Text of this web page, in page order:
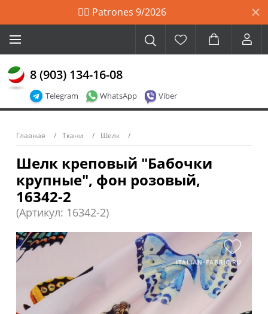
🙋‍♀️ Patrones 9/2026
Telegram WhatsApp Viber
8 (903) 134-16-08
Главная Ткани Шелк
Шелк креповый "Бабочки
крупные", фон розовый,
16342-2
(Артикул: 16342-2)